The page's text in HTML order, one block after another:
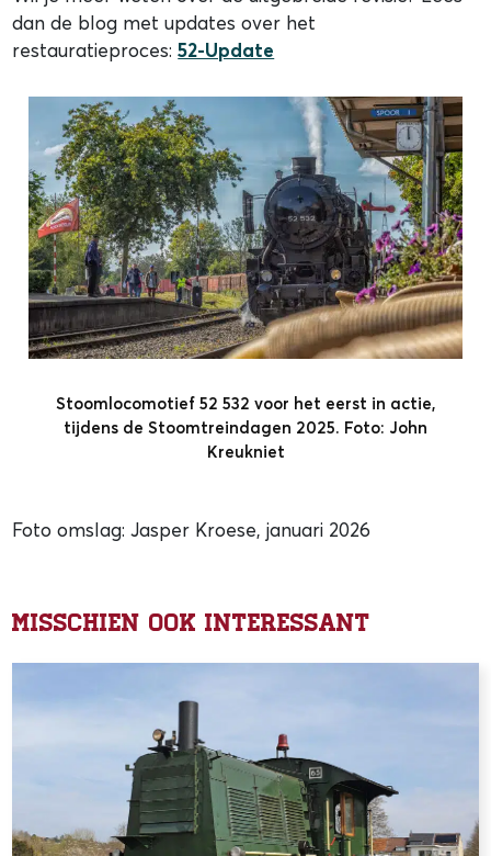
dan de blog met updates over het
restauratieproces:52-Update
Stoomlocomotief 52 532 voor het eerst in actie,
tijdens de Stoomtreindagen 2025. Foto: John
Kreukniet
Foto omslag: Jasper Kroese, januari 2026
Misschien ook interessant